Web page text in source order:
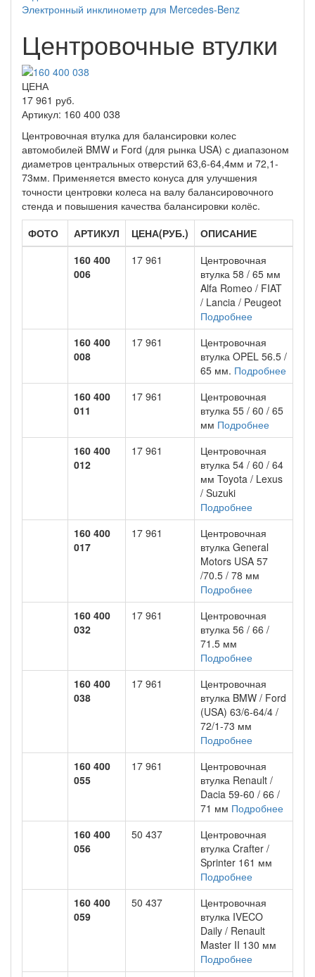
Электронный инклинометр для Mercedes-Benz
Центровочные втулки
ЦЕНА
17 961 руб.
Артикул: 160 400 038
Центровочная втулка для балансировки колес
автомобилей BMW и Ford (для рынка USA) с диапазоном
диаметров центральных отверстий 63,6-64,4мм и 72,1-
73мм. Применяется вместо конуса для улучшения
точности центровки колеса на валу балансировочного
стенда и повышения качества балансировки колёс.
ФОТО
АРТИКУЛ ЦЕНА(РУБ.)
ОПИСАНИЕ
160 400
006
17 961
Центровочная
втулка 58 / 65 мм
Alfa Romeo / FIAT
/ Lancia / Peugeot
Подробнее
160 400
008
17 961
Центровочная
втулка OPEL 56.5 /
65 мм. Подробнее
160 400
011
17 961
Центровочная
втулка 55 / 60 / 65
мм Подробнее
160 400
012
17 961
Центровочная
втулка 54 / 60 / 64
мм Toyota / Lexus
/ Suzuki
Подробнее
160 400
017
17 961
Центровочная
втулка General
Motors USA 57
/70.5 / 78 мм
Подробнее
160 400
032
17 961
Центровочная
втулка 56 / 66 /
71.5 мм
Подробнее
160 400
038
17 961
Центровочная
втулка BMW / Ford
(USA) 63/6-64/4 /
72/1-73 мм
Подробнее
160 400
055
17 961
Центровочная
втулка Renault /
Dacia 59-60 / 66 /
71 мм Подробнее
160 400
056
50 437
Центровочная
втулка Crafter /
Sprinter 161 мм
Подробнее
160 400
059
50 437
Центровочная
втулка IVECO
Daily / Renault
Master II 130 мм
Подробнее